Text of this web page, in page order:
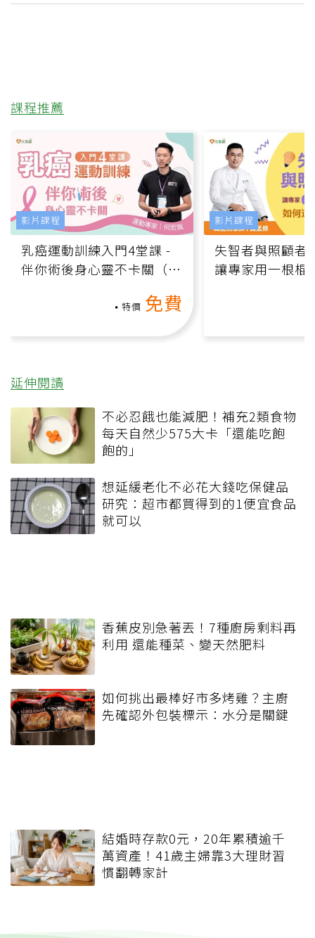
課程推薦
乳癌運動訓練入門4堂課 -
伴你術後身心靈不卡關（線
特價 免費
影片課程
失智者與照顧者
讓專家用一根棍
影片課程
延伸閱讀
不必忍餓也能減肥！補充2類食物
每天自然少575大卡「還能吃飽
飽的」
想延緩老化不必花大錢吃保健品
研究：超市都買得到的1便宜食品
就可以
香蕉皮別急著丟！7種廚房剩料再
利用 還能種菜、變天然肥料
如何挑出最棒好市多烤雞？主廚
先確認外包裝標示：水分是關鍵
結婚時存款0元，20年累積逾千
萬資產！41歲主婦靠3大理財習
慣翻轉家計